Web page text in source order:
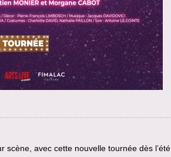
scène, avec cette nouvelle tournée dès l’été